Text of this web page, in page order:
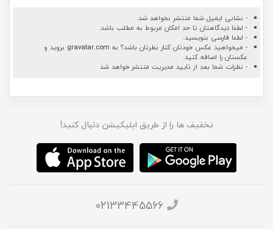
- نشانی ایمیل شما منتشر نخواهد شد.
- لطفا دیدگاهتان تا حد امکان مربوط به مطلب باشد.
- لطفا فارسی بنویسید.
- میخواهید عکس خودتان کنار نظرتان باشد؟ به gravatar.com بروید و
عکستان را اضافه کنید.
- نظرات شما بعد از تایید مدیریت منتشر خواهد شد
تخفیف ها را از طریق اپلیکیشن دنبال کنید!
02133445566